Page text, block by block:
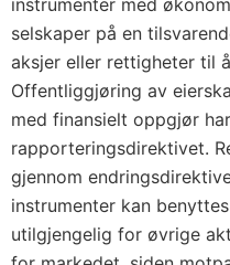
instrumenter med
selskaper på en
aksjer eller rettigheter til
Offentliggjøring av
med finansielt oppgjør
rapporteringsdirektivet.
gjennom
instrumenter kan
utilgjengelig for øvrige